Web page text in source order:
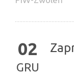
02
GRU